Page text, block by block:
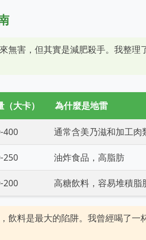
無害，但其實是減肥殺手。我整理
（大卡） 為什麼是地雷
400 通常含美乃滋和加工肉
250 油炸食品，高脂肪
200 高糖飲料，容易堆積脂
飲料是最大的陷阱。我曾經喝了一